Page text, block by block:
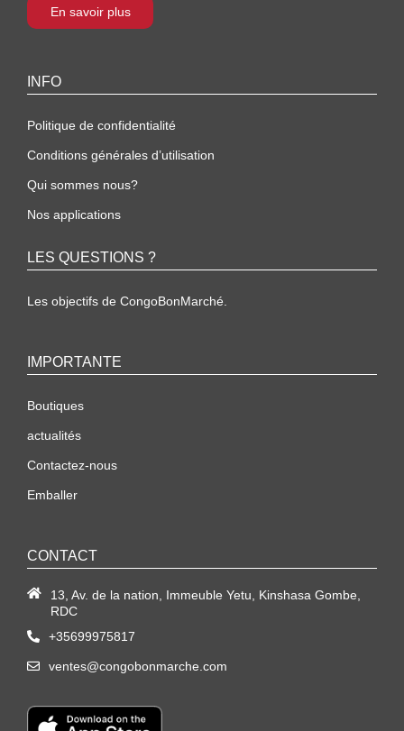
En savoir plus
INFO
Politique de confidentialité
Conditions générales d’utilisation
Qui sommes nous?
Nos applications
LES QUESTIONS ?
Les objectifs de CongoBonMarché.
IMPORTANTE
Boutiques
actualités
Contactez-nous
Emballer
CONTACT
13, Av. de la nation, Immeuble Yetu, Kinshasa Gombe,
RDC
+35699975817
ventes@congobonmarche.com